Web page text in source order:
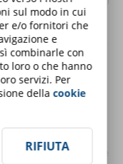
anche a casa
e GDPR:
a tema Privacy e
sul modo in cui
e/o fornitori che
e
combinarle con
loro o che hanno
servizi. Per
dellacookie
RIFIUTA